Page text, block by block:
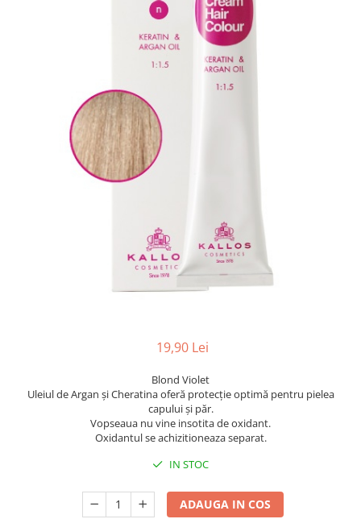
Sampon de par
Tratamente si masca de par
Vopsea de par si oxidant
Accesorii tuns si vopsit
Deodorante si antiperspirante
Produse pentru protectie solara
19,90 Lei
Blond Violet
Uleiul de Argan şi Cheratina oferă protecţie optimă pentru pielea
capului şi păr.
Vopseaua nu vine insotita de oxidant.
Oxidantul se achizitioneaza separat.
IN STOC
ADAUGA IN COS